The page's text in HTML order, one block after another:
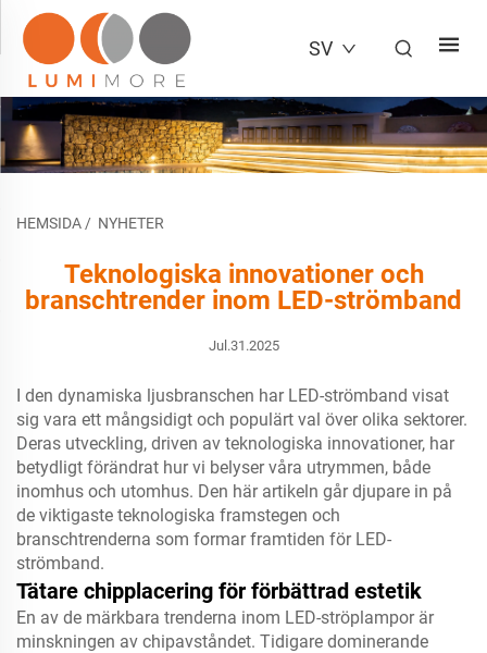
SV
HEMSIDA / NYHETER
Teknologiska innovationer och
branschtrender inom LED-strömband
Jul.31.2025
I den dynamiska ljusbranschen har LED-strömband visat
sig vara ett mångsidigt och populärt val över olika sektorer.
Deras utveckling, driven av teknologiska innovationer, har
betydligt förändrat hur vi belyser våra utrymmen, både
inomhus och utomhus. Den här artikeln går djupare in på
de viktigaste teknologiska framstegen och
branschtrenderna som formar framtiden för LED-
strömband.
Tätare chipplacering för förbättrad estetik
En av de märkbara trenderna inom LED-ströplampor är
minskningen av chipavståndet. Tidigare dominerande